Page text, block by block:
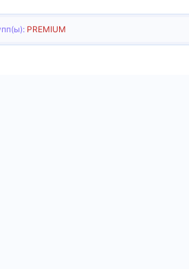
PREMIUM